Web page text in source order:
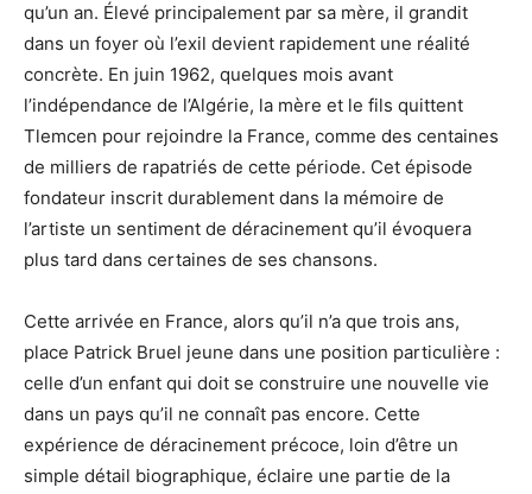
qu’un an. Élevé principalement par sa mère, il grandit
dans un foyer où l’exil devient rapidement une réalité
concrète. En juin 1962, quelques mois avant
l’indépendance de l’Algérie, la mère et le fils quittent
Tlemcen pour rejoindre la France, comme des centaines
de milliers de rapatriés de cette période. Cet épisode
fondateur inscrit durablement dans la mémoire de
l’artiste un sentiment de déracinement qu’il évoquera
plus tard dans certaines de ses chansons.
Cette arrivée en France, alors qu’il n’a que trois ans,
place Patrick Bruel jeune dans une position particulière :
celle d’un enfant qui doit se construire une nouvelle vie
dans un pays qu’il ne connaît pas encore. Cette
expérience de déracinement précoce, loin d’être un
simple détail biographique, éclaire une partie de la